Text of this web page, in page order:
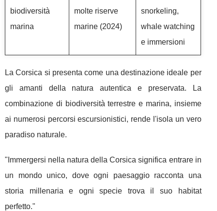
biodiversità
marina
molte riserve
marine (2024)
snorkeling,
whale watching
e immersioni
La Corsica si presenta come una destinazione ideale per
gli amanti della natura autentica e preservata. La
combinazione di biodiversità terrestre e marina, insieme
ai numerosi percorsi escursionistici, rende l'isola un vero
paradiso naturale.
"Immergersi nella natura della Corsica significa entrare in
un mondo unico, dove ogni paesaggio racconta una
storia millenaria e ogni specie trova il suo habitat
perfetto."